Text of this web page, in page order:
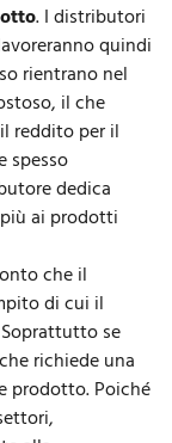
. I distributori
quindi
rientrano nel
il che
reddito per il
spesso
dedica
ai prodotti
che il
di cui il
se
richiede una
prodotto. Poiché